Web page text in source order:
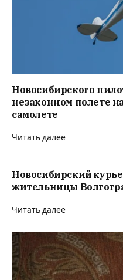
Новосибирского
незаконном полете
самолете
Читать далее
Новосибирский
жительницы
Читать далее